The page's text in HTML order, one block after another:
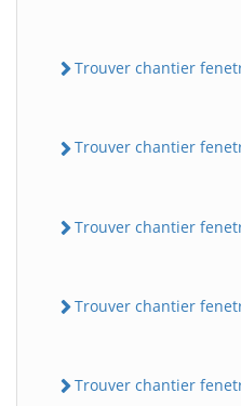
Trouver chantier
Trouver chantier
Trouver chantier
Trouver chantier
Trouver chantier